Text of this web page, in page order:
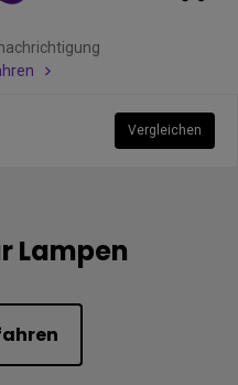
Vergleichen
Lampen